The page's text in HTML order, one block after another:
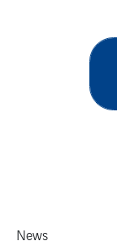
News